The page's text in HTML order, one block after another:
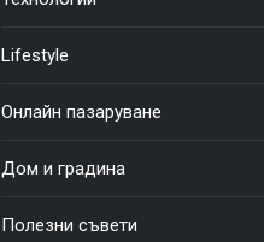
Lifestyle
Онлайн пазаруване
Дом и градина
Полезни съвети